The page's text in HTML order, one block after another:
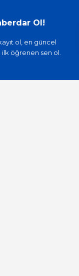
07/2025
Ol!
ol, en güncel
öğrenen sen ol.